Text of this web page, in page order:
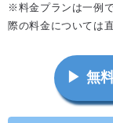
※料金プランは一例
際の料金については
▶ 無